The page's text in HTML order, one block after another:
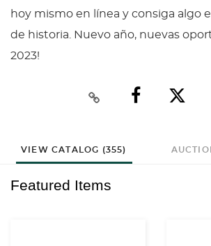
hoy mismo en línea y consiga algo
de historia. Nuevo año, nuevas
2023!
VIEW CATALOG (355)
Featured Items